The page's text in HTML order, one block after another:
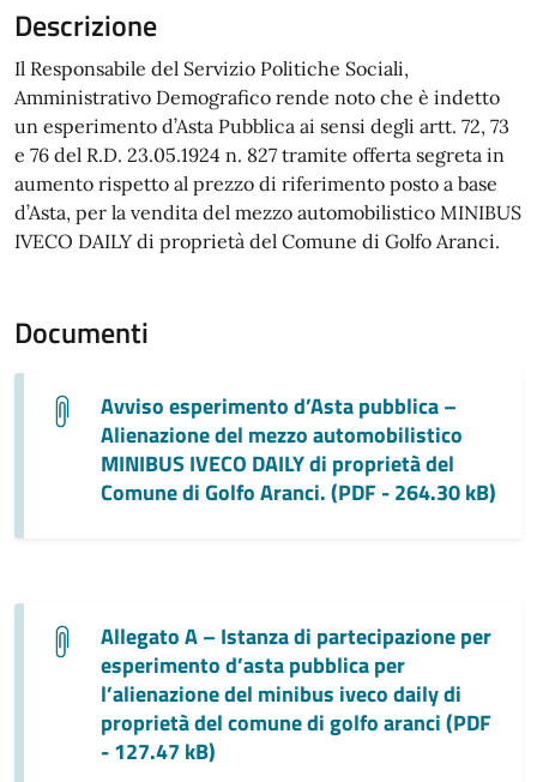
Descrizione
Il Responsabile del Servizio Politiche Sociali,
Amministrativo Demografico rende noto che è indetto
un esperimento d’Asta Pubblica ai sensi degli artt. 72, 73
e 76 del R.D. 23.05.1924 n. 827 tramite offerta segreta in
aumento rispetto al prezzo di riferimento posto a base
d’Asta, per la vendita del mezzo automobilistico MINIBUS
IVECO DAILY di proprietà del Comune di Golfo Aranci.
Documenti
Avviso esperimento d’Asta pubblica –
Alienazione del mezzo automobilistico
MINIBUS IVECO DAILY di proprietà del
Comune di Golfo Aranci. (PDF - 264.30 kB)
Allegato A – Istanza di partecipazione per
esperimento d’asta pubblica per
l’alienazione del minibus iveco daily di
proprietà del comune di golfo aranci (PDF
- 127.47 kB)